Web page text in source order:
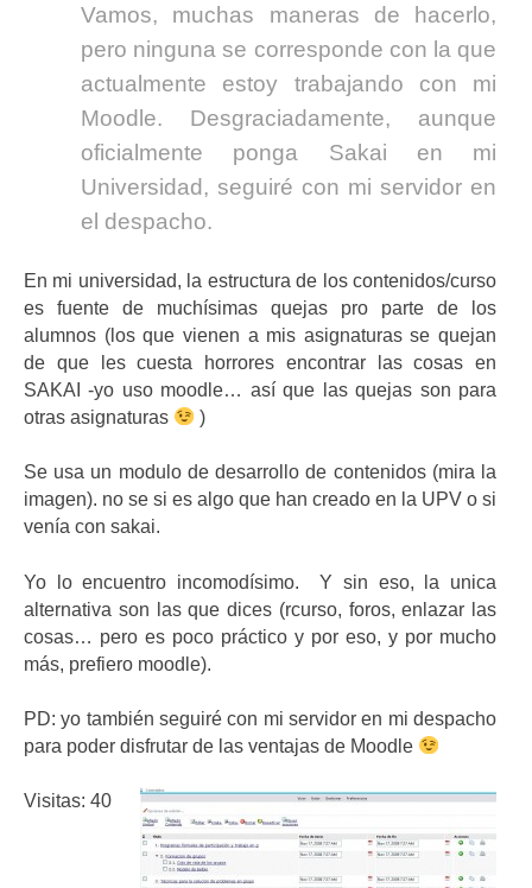
Vamos, muchas maneras de hacerlo,
pero ninguna se corresponde con la que
actualmente estoy trabajando con mi
Moodle. Desgraciadamente, aunque
oficialmente ponga Sakai en mi
Universidad, seguiré con mi servidor en
el despacho.
En mi universidad, la estructura de los contenidos/curso
es fuente de muchísimas quejas pro parte de los
alumnos (los que vienen a mis asignaturas se quejan
de que les cuesta horrores encontrar las cosas en
SAKAI -yo uso moodle… así que las quejas son para
otras asignaturas
)
Se usa un modulo de desarrollo de contenidos (mira la
imagen). no se si es algo que han creado en la UPV o si
venía con sakai.
Yo lo encuentro incomodísimo. Y sin eso, la unica
alternativa son las que dices (rcurso, foros, enlazar las
cosas… pero es poco práctico y por eso, y por mucho
más, prefiero moodle).
PD: yo también seguiré con mi servidor en mi despacho
para poder disfrutar de las ventajas de Moodle
Visitas: 40